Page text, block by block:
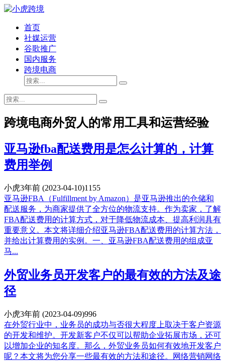
首页
社媒运营
谷歌推广
国内服务
跨境电商
跨境电商外贸人的常用工具和运营经验
亚马逊fba配送费用是怎么计算的，计算
费用举例
小虎3年前 (2023-04-10)1155
亚马逊FBA（Fulfillment by Amazon）是亚马逊推出的仓储和
配送服务，为商家提供了全方位的物流支持。作为卖家，了解
FBA配送费用的计算方式，对于降低物流成本、提高利润具有
重要意义。本文将详细介绍亚马逊FBA配送费用的计算方法，
并给出计算费用的实例。一、亚马逊FBA配送费用的组成亚
马...
外贸业务员开发客户的最有效的方法及途
径
小虎3年前 (2023-04-09)996
在外贸行业中，业务员的成功与否很大程度上取决于客户资源
的开发和维护。开发新客户不仅可以帮助企业拓展市场，还可
以增加企业的知名度。那么，外贸业务员如何有效地开发客户
呢？本文将为您分享一些最有效的方法和途径。网络营销网络